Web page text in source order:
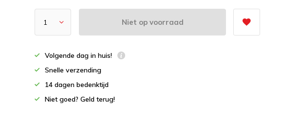
Niet op voorraad
Volgende dag in huis!
Snelle verzending
14 dagen bedenktijd
Niet goed? Geld terug!